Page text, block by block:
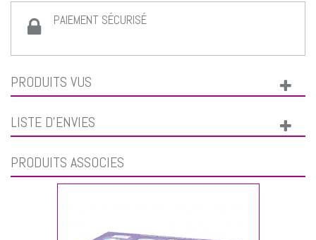
PAIEMENT SÉCURISÉ
PRODUITS VUS
LISTE D'ENVIES
PRODUITS ASSOCIÉS